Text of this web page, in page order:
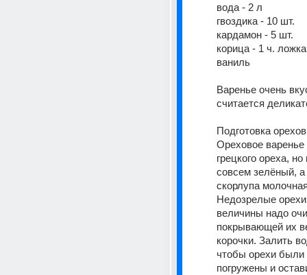
вода - 2 л
гвоздика - 10 шт.
кардамон - 5 шт.
корица - 1 ч. ложка
ваниль
Варенье очень
считается
Подготовка
Ореховое
грецкого ореха,
совсем зелёный, а
скорлупа
Недозрелые
величины надо
покрывающей их
корочки. Залить
чтобы орехи были
погружены и